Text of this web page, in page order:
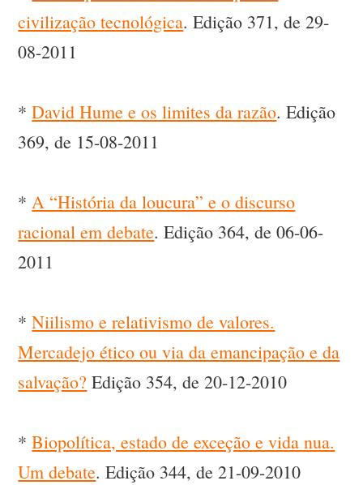
civilização tecnológica. Edição 371, de 29-
08-2011
*David Hume e os limites da razão. Edição
369, de 15-08-2011
*A “História da loucura” e o discurso
racional em debate. Edição 364, de 06-06-
2011
*Niilismo e relativismo de valores.
Mercadejo ético ou via da emancipação e da
salvação? Edição 354, de 20-12-2010
*Biopolítica, estado de exceção e vida nua.
Um debate. Edição 344, de 21-09-2010